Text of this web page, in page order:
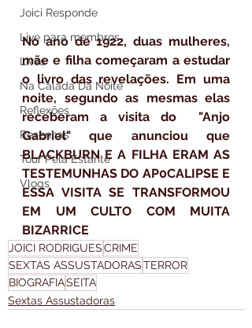
Joici Responde
Live para membros
Lives
Na Calada Da Noite
Reflexões
Resenhas
Tour Pela Estante
Vlogs
No ano de 1922, duas mulheres,
mãe e filha começaram a estudar
o livro das revelações. Em uma
noite, segundo as mesmas elas
receberam a visita do  "Anjo
Gabriel" que anunciou que
BLACKBURN E A FILHA ERAM AS
TESTEMUNHAS DO AP0CALIPSE E
ESSA VISITA SE TRANSFORMOU
EM UM CULTO COM MUITA
BIZARRICE
JOICI RODRIGUESCRIME
SEXTAS ASSUSTADORASTERROR
BIOGRAFIASEITA
Sextas Assustadoras